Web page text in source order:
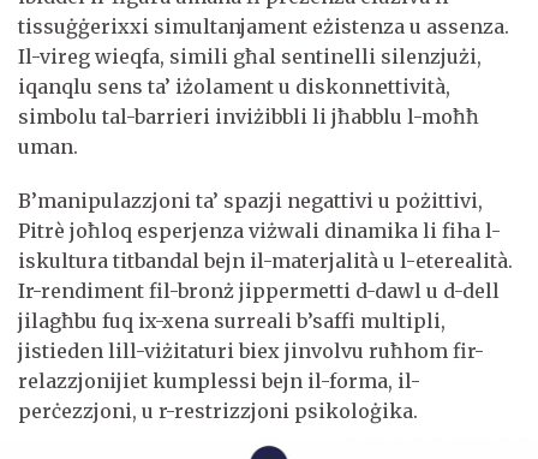
tissuġġerixxi simultanjament eżistenza u assenza.
Il-vireg wieqfa, simili għal sentinelli silenzjużi,
iqanqlu sens ta’ iżolament u diskonnettività,
simbolu tal-barrieri inviżibbli li jħabblu l-moħħ
uman.
B’manipulazzjoni ta’ spazji negattivi u pożittivi,
Pitrè joħloq esperjenza viżwali dinamika li fiha l-
iskultura titbandal bejn il-materjalità u l-eterealità.
Ir-rendiment fil-bronż jippermetti d-dawl u d-dell
jilagħbu fuq ix-xena surreali b’saffi multipli,
jistieden lill-viżitaturi biex jinvolvu ruħhom fir-
relazzjonijiet kumplessi bejn il-forma, il-
perċezzjoni, u r-restrizzjoni psikoloġika.